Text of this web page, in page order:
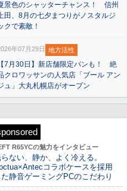
景色のシャッターチャンス！ 信州
田、8月の七夕まつりがノスタルジ
クで素敵！
年07月29日 地方活性
【7月30日】新店舗限定パンも！ 絶
クロワッサンの人気店「ブール アン
ュ」大丸札幌店がオープン
R65YCの魅力をインタビュー
ない、静か、よく冷える。
コラボケースを採用
た静音ゲーミングPCのこだわり